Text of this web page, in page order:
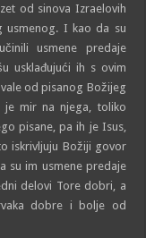
od sinova Izraelovih
usmenog. I kao da su
usmene predaje
usklađujući ih s ovim
od pisanog Božijeg
je mir na njega, toliko
pisane, pa ih je Isus,
iskrivljuju Božiji govor
su im usmene predaje
delovi Tore dobri, a
dobre i bolje od